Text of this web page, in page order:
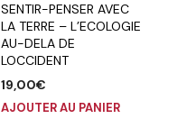
SENTIR-PENSER AVEC
LA TERRE – L’ECOLOGIE
AU-DELA DE
LOCCIDENT
19,00€
AJOUTER AU PANIER